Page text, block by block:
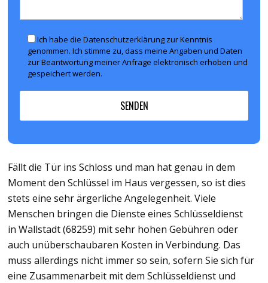
Ich habe die Datenschutzerklärung zur Kenntnis
genommen. Ich stimme zu, dass meine Angaben und Daten
zur Beantwortung meiner Anfrage elektronisch erhoben und
gespeichert werden.
Fällt die Tür ins Schloss und man hat genau in dem
Moment den Schlüssel im Haus vergessen, so ist dies
stets eine sehr ärgerliche Angelegenheit. Viele
Menschen bringen die Dienste eines Schlüsseldienst
in Wallstadt (68259) mit sehr hohen Gebühren oder
auch unüberschaubaren Kosten in Verbindung. Das
muss allerdings nicht immer so sein, sofern Sie sich für
eine Zusammenarbeit mit dem Schlüsseldienst und